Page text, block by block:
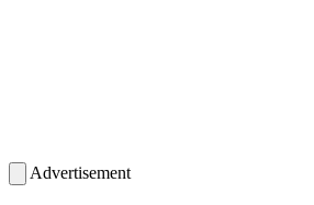
Advertisement